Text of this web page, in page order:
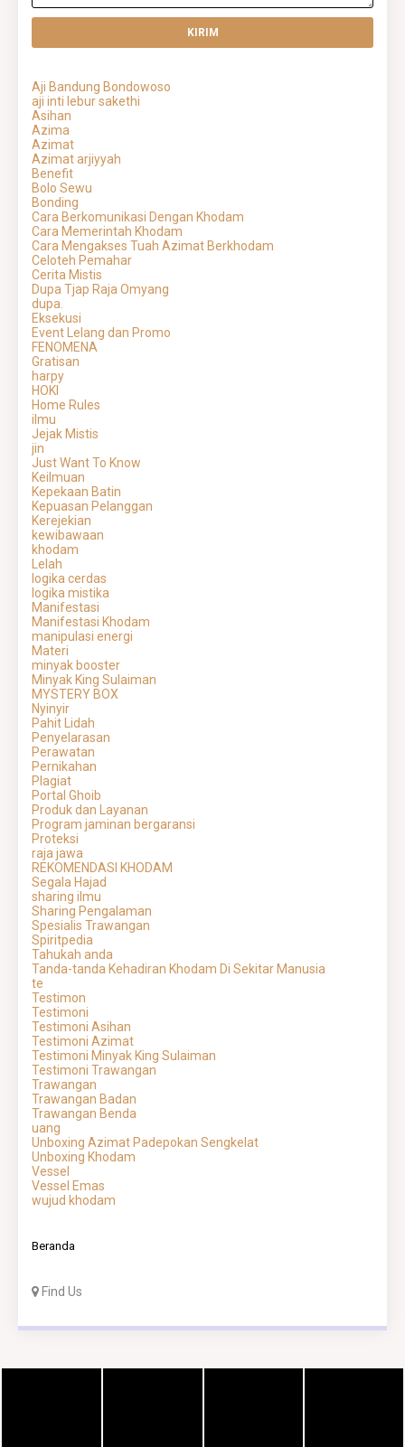
Aji Bandung Bondowoso
aji inti lebur sakethi
Asihan
Azima
Azimat
Azimat arjiyyah
Benefit
Bolo Sewu
Bonding
Cara Berkomunikasi Dengan Khodam
Cara Memerintah Khodam
Cara Mengakses Tuah Azimat Berkhodam
Celoteh Pemahar
Cerita Mistis
Dupa Tjap Raja Omyang
dupa.
Eksekusi
Event Lelang dan Promo
FENOMENA
Gratisan
harpy
HOKI
Home Rules
ilmu
Jejak Mistis
jin
Just Want To Know
Keilmuan
Kepekaan Batin
Kepuasan Pelanggan
Kerejekian
kewibawaan
khodam
Lelah
logika cerdas
logika mistika
Manifestasi
Manifestasi Khodam
manipulasi energi
Materi
minyak booster
Minyak King Sulaiman
MYSTERY BOX
Nyinyir
Pahit Lidah
Penyelarasan
Perawatan
Pernikahan
Plagiat
Portal Ghoib
Produk dan Layanan
Program jaminan bergaransi
Proteksi
raja jawa
REKOMENDASI KHODAM
Segala Hajad
sharing ilmu
Sharing Pengalaman
Spesialis Trawangan
Spiritpedia
Tahukah anda
Tanda-tanda Kehadiran Khodam Di Sekitar Manusia
te
Testimon
Testimoni
Testimoni Asihan
Testimoni Azimat
Testimoni Minyak King Sulaiman
Testimoni Trawangan
Trawangan
Trawangan Badan
Trawangan Benda
uang
Unboxing Azimat Padepokan Sengkelat
Unboxing Khodam
Vessel
Vessel Emas
wujud khodam
Beranda
Find Us